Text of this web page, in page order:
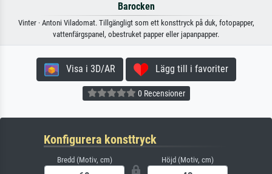
Barocken
Vinter · Antoni Viladomat. Tillgängligt som ett konsttryck på duk, fotopapper,
vattenfärgspanel, obestruket papper eller japanpapper.
Visa i 3D/AR Lägg till i favoriter
0 Recensioner
Konfigurera konsttryck
Bredd (Motiv, cm) Höjd (Motiv, cm)